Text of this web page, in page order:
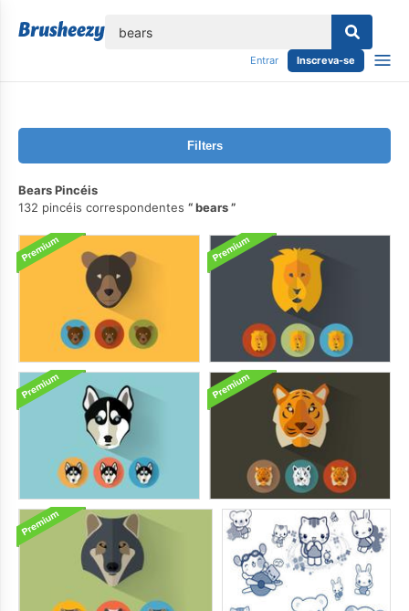
Entrar Inscreva-se
Filters
Bears Pincéis
132 pincéis correspondentes
bears